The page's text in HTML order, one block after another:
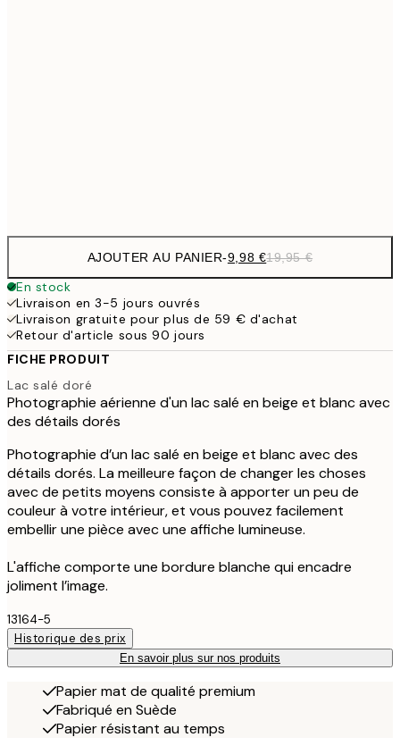
AJOUTER AU PANIER-9,98 €19,95 €
En stock
Livraison en 3-5 jours ouvrés
Livraison gratuite pour plus de 59 € d'achat
Retour d'article sous 90 jours
FICHE PRODUIT
Lac salé doré
Photographie aérienne d'un lac salé en beige et blanc avec
des détails dorés
Photographie d’un lac salé en beige et blanc avec des
détails dorés. La meilleure façon de changer les choses
avec de petits moyens consiste à apporter un peu de
couleur à votre intérieur, et vous pouvez facilement
embellir une pièce avec une affiche lumineuse.
L'affiche comporte une bordure blanche qui encadre
joliment l’image.
13164-5
Historique des prix
En savoir plus sur nos produits
Papier mat de qualité premium
Fabriqué en Suède
Papier résistant au temps